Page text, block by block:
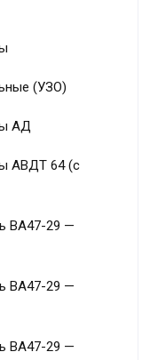
(УЗО)
АД
АВДТ 64 (с
ВА47-29 —
ВА47-29 —
ВА47-29 —